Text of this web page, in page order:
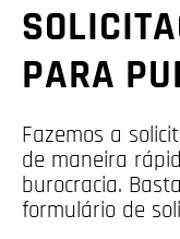
PARA
Fazemos a
de maneira
burocracia.
formulário de